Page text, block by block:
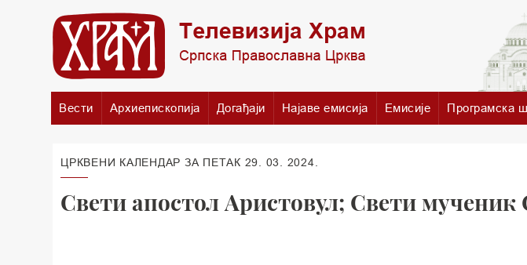
Вести Архиепископија Догађаји Најаве емисија Емисије Програмска
ЦРКВЕНИ КАЛЕНДАР ЗА ПЕТАК 29. 03. 2024.
Свети апостол Аристовул; Свети мученик